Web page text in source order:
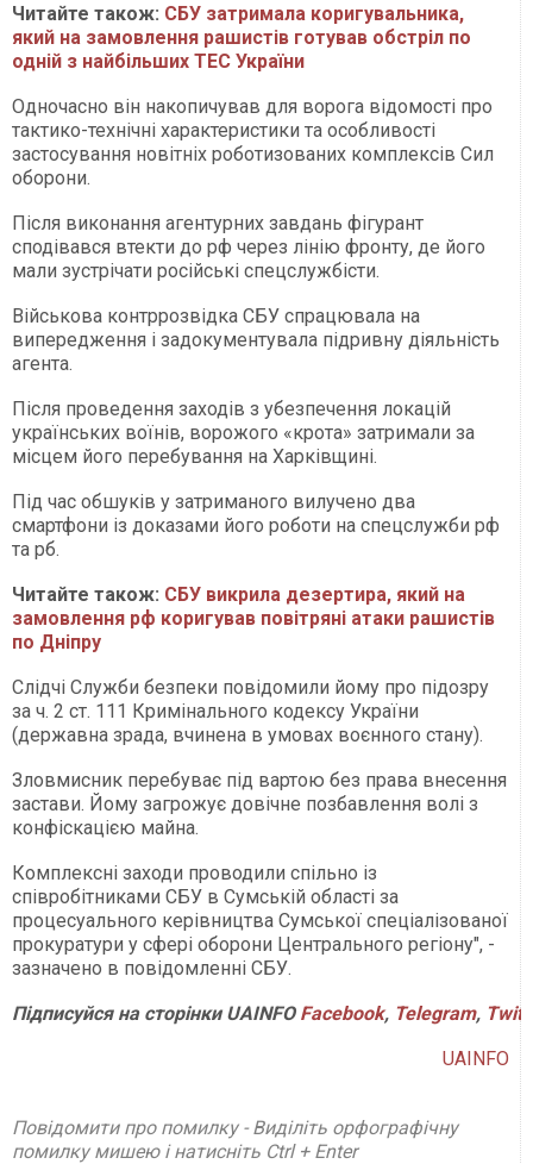
Читайте також: СБУ затримала коригувальника,
який на замовлення рашистів готував обстріл по
одній з найбільших ТЕС України
Одночасно він накопичував для ворога відомості про
тактико-технічні характеристики та особливості
застосування новітніх роботизованих комплексів Сил
оборони.
Після виконання агентурних завдань фігурант
сподівався втекти до рф через лінію фронту, де його
мали зустрічати російські спецслужбісти.
Військова контррозвідка СБУ спрацювала на
випередження і задокументувала підривну діяльність
агента.
Після проведення заходів з убезпечення локацій
українських воїнів, ворожого «крота» затримали за
місцем його перебування на Харківщині.
Під час обшуків у затриманого вилучено два
смартфони із доказами його роботи на спецслужби рф
та рб.
Читайте також: СБУ викрила дезертира, який на
замовлення рф коригував повітряні атаки рашистів
по Дніпру
Слідчі Служби безпеки повідомили йому про підозру
за ч. 2 ст. 111 Кримінального кодексу України
(державна зрада, вчинена в умовах воєнного стану).
Зловмисник перебуває під вартою без права внесення
застави. Йому загрожує довічне позбавлення волі з
конфіскацією майна.
Комплексні заходи проводили спільно із
співробітниками СБУ в Сумській області за
процесуального керівництва Сумської спеціалізованої
прокуратури у сфері оборони Центрального регіону", -
зазначено в повідомленні СБУ.
ПідписуйсянасторінкиUAINFO Facebook, Telegram,
UAINFO
Повідомити про помилку - Виділіть орфографічну
помилку мишею і натисніть Ctrl + Enter